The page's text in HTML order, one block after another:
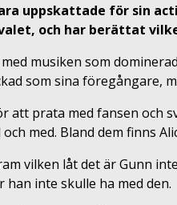
uppskattade för sin
och har berättat
musiken som
som sina föregångare,
att prata med fansen
med. Bland dem finns
vilken låt det är Gunn
inte skulle ha med den.